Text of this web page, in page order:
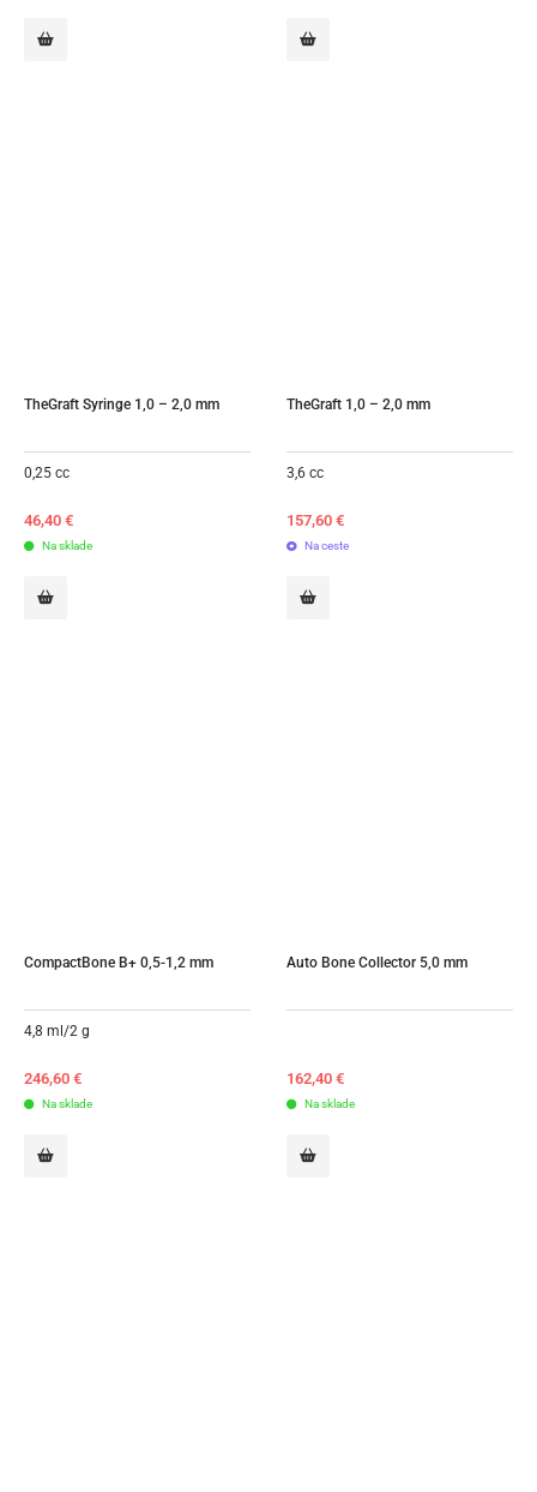
TheGraft Syringe 1,0 – 2,0 mm
0,25 cc
46,40 €
Na sklade
TheGraft 1,0 – 2,0 mm
3,6 cc
157,60 €
Na ceste
CompactBone B+ 0,5-1,2 mm
4,8 ml/2 g
246,60 €
Na sklade
Auto Bone Collector 5,0 mm
162,40 €
Na sklade